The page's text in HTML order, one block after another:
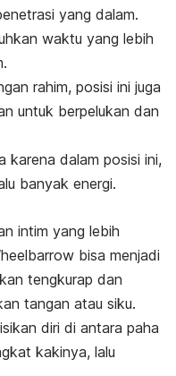
yang dalam.
waktu yang lebih
rahim, posisi ini juga
untuk berpelukan dan
karena dalam posisi ini,
banyak energi.
intim yang lebih
bisa menjadi
tengkurap dan
tangan atau siku.
diri di antara paha
kakinya, lalu